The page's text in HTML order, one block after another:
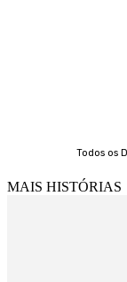
Todos os
MAIS HISTÓRIAS